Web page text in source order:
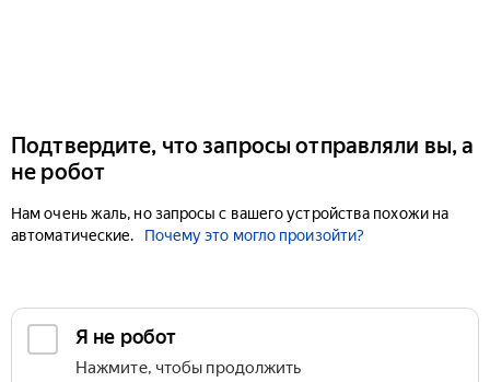
Подтвердите, что запросы отправляли вы, а
не робот
Нам очень жаль, но запросы с вашего устройства похожи на
автоматические.
Почему это могло произойти?